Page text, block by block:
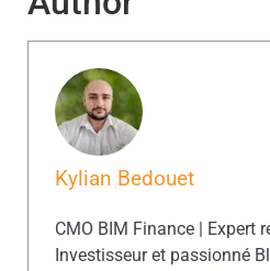
Kylian Bedouet
CMO BIM Finance | Expert
Investisseur et passionné